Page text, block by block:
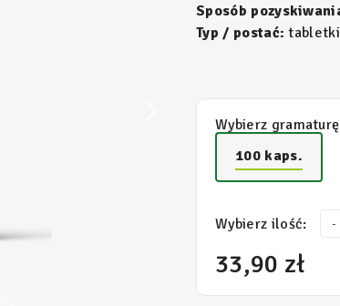
Sposób
Typ / postać:
Wybierz
100 kaps.
Wybierz ilość: -
33,90 zł